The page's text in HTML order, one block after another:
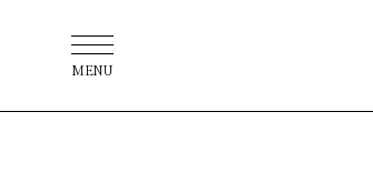
MENU